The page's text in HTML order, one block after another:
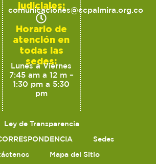
judiciales:
comunicaciones@ccpalmira.org.co
Horario de
atención en
todas las
sedes:
Lunes a Viernes
7:45 am a 12 m –
1:30 pm a 5:30
pm
Ley de Transparencia
Sedes
Mapa del Sitio